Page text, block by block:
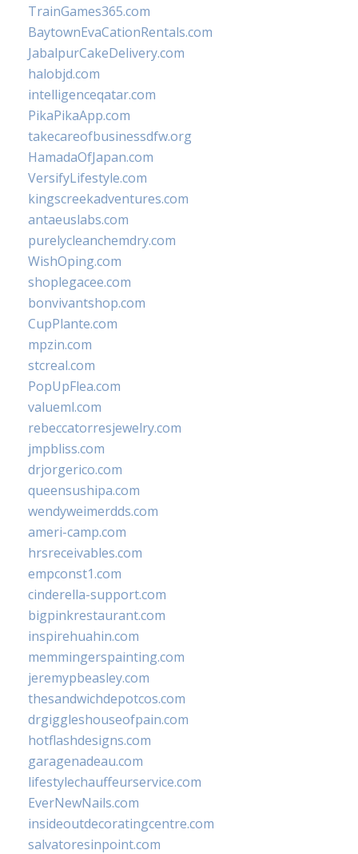
TrainGames365.com
BaytownEvaCationRentals.com
JabalpurCakeDelivery.com
halobjd.com
intelligenceqatar.com
PikaPikaApp.com
takecareofbusinessdfw.org
HamadaOfJapan.com
VersifyLifestyle.com
kingscreekadventures.com
antaeuslabs.com
purelycleanchemdry.com
WishOping.com
shoplegacee.com
bonvivantshop.com
CupPlante.com
mpzin.com
stcreal.com
PopUpFlea.com
valueml.com
rebeccatorresjewelry.com
jmpbliss.com
drjorgerico.com
queensushipa.com
wendyweimerdds.com
ameri-camp.com
hrsreceivables.com
empconst1.com
cinderella-support.com
bigpinkrestaurant.com
inspirehuahin.com
memmingerspainting.com
jeremypbeasley.com
thesandwichdepotcos.com
drgiggleshouseofpain.com
hotflashdesigns.com
garagenadeau.com
lifestylechauffeurservice.com
EverNewNails.com
insideoutdecoratingcentre.com
salvatoresinpoint.com